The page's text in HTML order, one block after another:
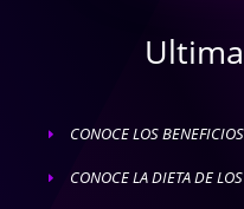
E CONOCE LOS
E CONOCE LA DIETA DE